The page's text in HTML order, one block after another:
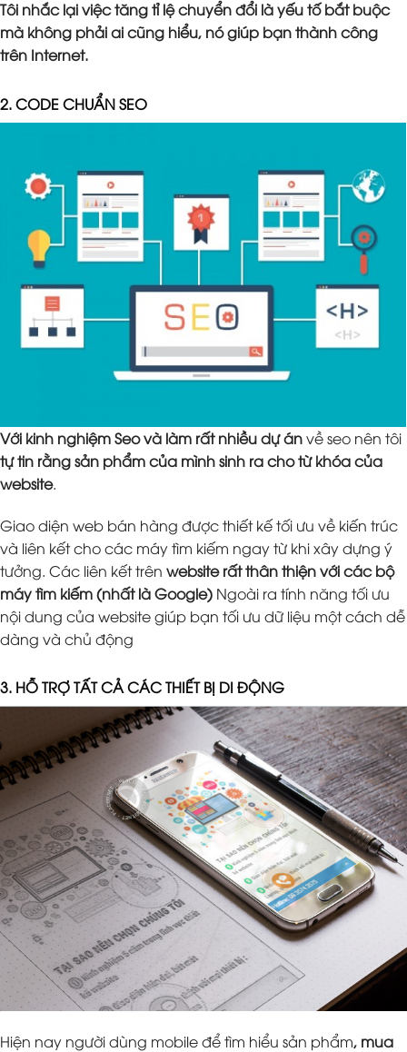
Tôi nhắc lại việc tăng tỉ lệ chuyển đổi là yếu tố bắt buộc
mà không phải ai cũng hiểu, nó giúp bạn thành công
trên Internet.
2. CODE CHUẨN SEO
Với kinh nghiệm Seo và làm rất nhiều dự ánvề seo nên tôi
tự tin rằng sản phẩm của mình sinh ra cho từ khóa của
website.
Giao diện web bán hàng được thiết kế tối ưu về kiến trúc
và liên kết cho các máy tìm kiếm ngay từ khi xây dựng ý
tưởng. Các liên kết trên website rất thân thiện với các bộ
máy tìm kiếm (nhất là Google) Ngoài ra tính năng tối ưu
nội dung của website giúp bạn tối ưu dữ liệu một cách dễ
dàng và chủ động
3. HỖ TRỢ TẤT CẢ CÁC THIẾT BỊ DI ĐỘNG
Hiện nay người dùng mobile để tìm hiểu sản phẩm, mua